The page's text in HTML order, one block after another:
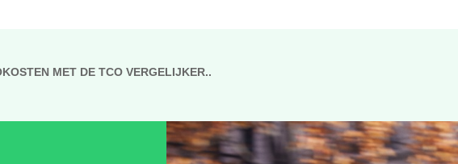
MET DE TCO VERGELIJKER..